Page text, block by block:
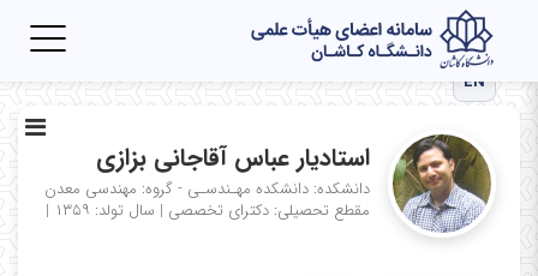
EN
استادیار عباس آقاجانی بزازی
دانشکده: دانشکده مهـندسـی - گروه: مهندسی معدن
مقطع تحصیلی: دکترای تخصصی | سال تولد: ۱۳۵۹ |